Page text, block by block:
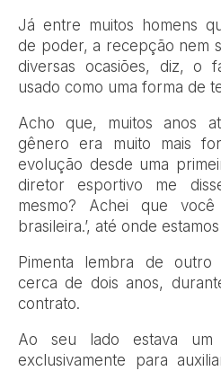
Já entre muitos homens
de poder, a recepção nem
diversas ocasiões, diz, o
usado como uma forma de
Acho que, muitos anos
gênero era muito mais
evolução desde uma
diretor esportivo me
mesmo? Achei que
brasileira.’, até onde
Pimenta lembra de
cerca de dois anos,
contrato.
Ao seu lado estava um
exclusivamente para